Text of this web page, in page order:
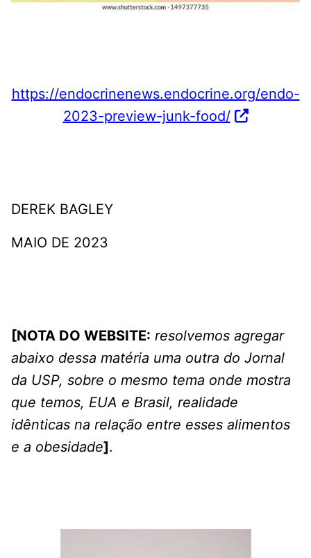
https://endocrinenews.endocrine.org/endo-
2023-preview-junk-food/
DEREK BAGLEY
MAIO DE 2023
[NOTA DO WEBSITE: resolvemos agregar
abaixo dessa matéria uma outra do Jornal
da USP, sobre o mesmo tema onde mostra
que temos, EUA e Brasil, realidade
idênticas na relação entre esses alimentos
e a obesidade].